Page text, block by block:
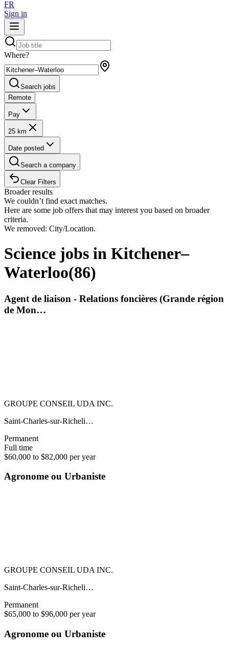
FR
Sign in
Where?
Search jobs
Remote
Pay
25 km
Date posted
Search a company
Clear Filters
Broader results
We couldn’t find exact matches.
Here are some job offers that may interest you based on broader
criteria.
We removed: City/Location.
Science jobs in Kitchener–
Waterloo(86)
Agent de liaison - Relations foncières (Grande région
de Mon…
GROUPE CONSEIL UDA INC.
Saint-Charles-sur-Richeli…
Permanent
Full time
$60,000 to $82,000 per year
Agronome ou Urbaniste
GROUPE CONSEIL UDA INC.
Saint-Charles-sur-Richeli…
Permanent
$65,000 to $96,000 per year
Agronome ou Urbaniste